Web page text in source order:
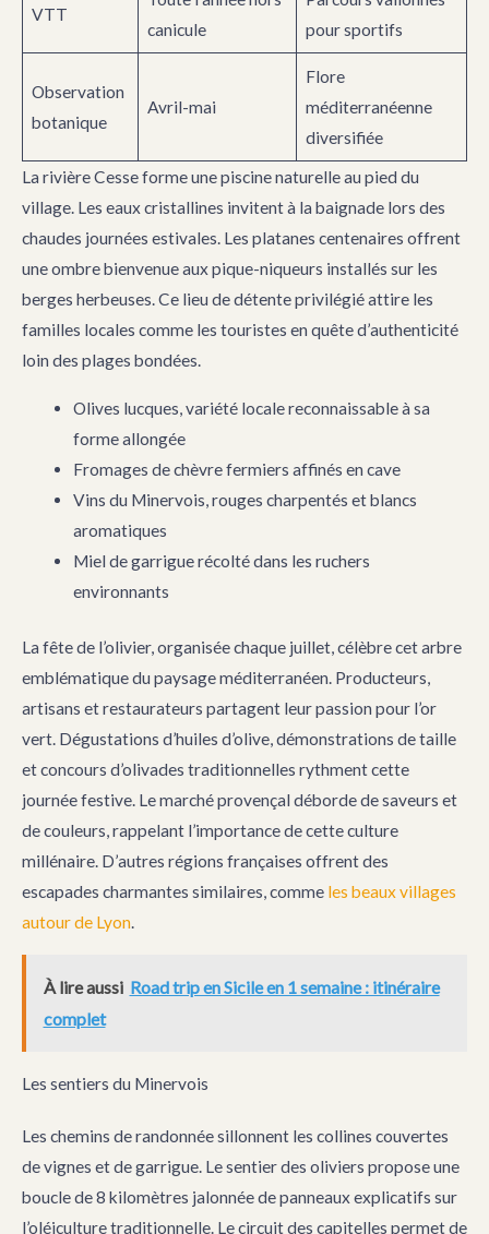
VTT
canicule
pour sportifs
Observation
botanique
Avril-mai
Flore
méditerranéenne
diversifiée
La rivière Cesse forme une piscine naturelle au pied du
village. Les eaux cristallines invitent à la baignade lors des
chaudes journées estivales. Les platanes centenaires offrent
une ombre bienvenue aux pique-niqueurs installés sur les
berges herbeuses. Ce lieu de détente privilégié attire les
familles locales comme les touristes en quête d’authenticité
loin des plages bondées.
Olives lucques, variété locale reconnaissable à sa
forme allongée
Fromages de chèvre fermiers affinés en cave
Vins du Minervois, rouges charpentés et blancs
aromatiques
Miel de garrigue récolté dans les ruchers
environnants
La fête de l’olivier, organisée chaque juillet, célèbre cet arbre
emblématique du paysage méditerranéen. Producteurs,
artisans et restaurateurs partagent leur passion pour l’or
vert. Dégustations d’huiles d’olive, démonstrations de taille
et concours d’olivades traditionnelles rythment cette
journée festive. Le marché provençal déborde de saveurs et
de couleurs, rappelant l’importance de cette culture
millénaire. D’autres régions françaises offrent des
escapades charmantes similaires, comme les beaux villages
autour de Lyon.
À lire aussi Road trip en Sicile en 1 semaine : itinéraire
complet
Les sentiers du Minervois
Les chemins de randonnée sillonnent les collines couvertes
de vignes et de garrigue. Le sentier des oliviers propose une
boucle de 8 kilomètres jalonnée de panneaux explicatifs sur
l’oléiculture traditionnelle. Le circuit des capitelles permet de